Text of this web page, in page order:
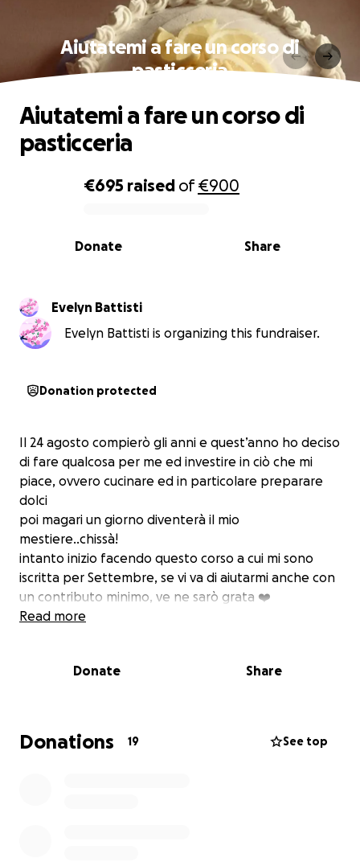
Aiutatemi a fare un corso di
pasticceria
0% complete
€695 raised of€900
Share
Donate
Aiutatemi a fare un corso di
pasticceria
Evelyn Battisti
Evelyn Battisti is organizing this fundraiser.
Donation protected
Il 24 agosto compierò gli anni e quest’anno ho deciso
di fare qualcosa per me ed investire in ciò che mi
piace, ovvero cucinare ed in particolare preparare
dolci
poi magari un giorno diventerà il mio
mestiere..chissà!
intanto inizio facendo questo corso a cui mi sono
iscritta per Settembre, se vi va di aiutarmi anche con
un contributo minimo, ve ne sarò grata ❤️
Read more
Donate Share
Donations 19 See top